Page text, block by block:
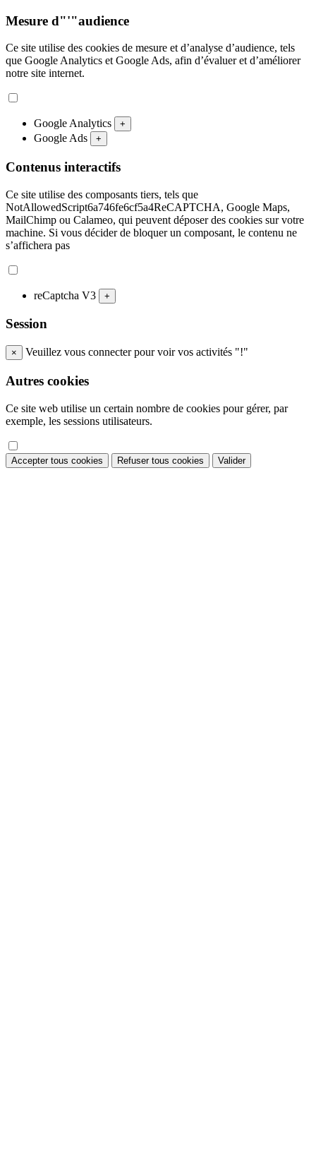
Mesure d"'"audience
Ce site utilise des cookies de mesure et d’analyse d’audience, tels
que Google Analytics et Google Ads, afin d’évaluer et d’améliorer
notre site internet.
Google Analytics +
Google Ads +
Contenus interactifs
Ce site utilise des composants tiers, tels que
NotAllowedScript6a746fe6cf5a4ReCAPTCHA, Google Maps,
MailChimp ou Calameo, qui peuvent déposer des cookies sur votre
machine. Si vous décider de bloquer un composant, le contenu ne
s’affichera pas
reCaptcha V3 +
Session
× Veuillez vous connecter pour voir vos activités "!"
Autres cookies
Ce site web utilise un certain nombre de cookies pour gérer, par
exemple, les sessions utilisateurs.
Accepter tous cookies Refuser tous cookies Valider